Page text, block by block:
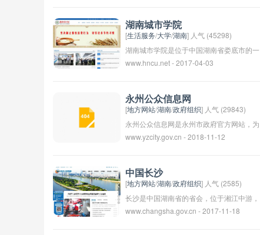
湖南城市学院
[生活服务/大学/湖南] 人气 (45298)
湖南城市学院是位于中国湖南省娄底市的一
所本科高校。学校创建于1980年，是湖南
型本科院校。学校办学目标是“立德树人，
以市培能，以学养德，以学促能”。 湖南城
市学院现有16个二级学院，开设有本科专业
45个，涵盖了经济、管理、文学、工程、艺
企业、政府等单位建立了紧密的合作关系，
为学生提供实习、实训等机会。 学校拥有
一支素质较高的教师队伍，有专兼职教师近
800人，其中教授、副教授等高级职称教师
www.hncu.net - 2017-04-03
永州公众信息网
[地方网站/湖南/政府组织] 人气 (29843)
永州公众信息网是永州市政府官方网站，为
市民提供政府部门、公共服务、新闻资讯等
解市政庙、政策法规、办事指南等相关信
息，方便市民了解政府工作动态，促进政府
与市民之间的沟通与交流。
www.yzcity.gov.cn - 2018-11-12
中国长沙
[地方网站/湖南/政府组织] 人气 (2585)
长沙是中国湖南省的省会，位于湘江中游，
是一座历史悠久的文化古城，也是湖南省政
www.changsha.gov.cn - 2017-11-18